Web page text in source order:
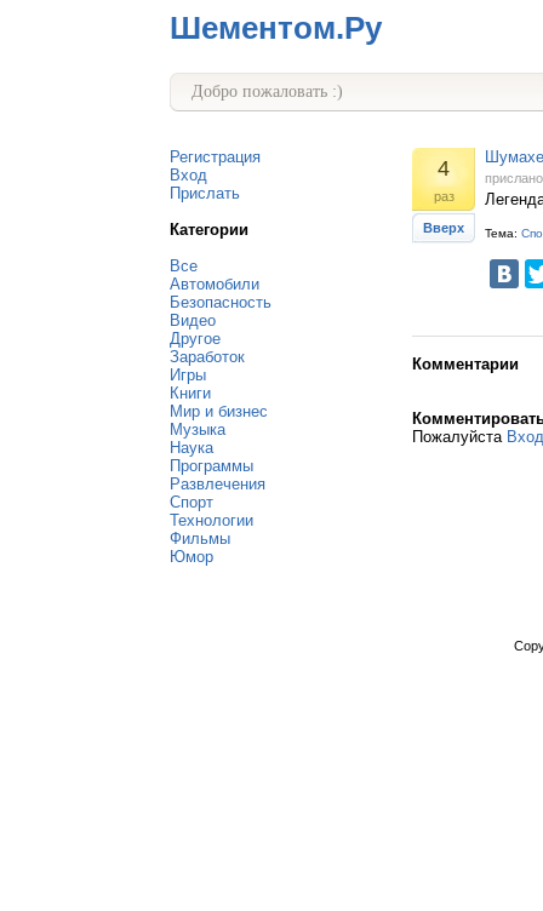
Шементом.Ру
Добро пожаловать :)
Регистрация
Вход
Прислать
Категории
Все
Автомобили
Безопасность
Видео
Другое
Заработок
Игры
Книги
Мир и бизнес
Музыка
Наука
Программы
Развлечения
Спорт
Технологии
Фильмы
Юмор
4
раз
Вверх Тема:
Комментарии
Пожалуйста Вход